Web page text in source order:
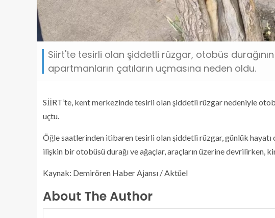
Siirt'te tesirli olan şiddetli rüzgar, otobüs
apartmanların çatıların uçmasına neden oldu.
SİİRT’te, kent merkezinde tesirli olan şiddetli rüzgar nedeniyle
uçtu.
Öğle saatlerinden itibaren tesirli olan şiddetli rüzgar, günlük
ilişkin bir otobüsü durağı ve ağaçlar, araçların üzerine devrilirken,
Kaynak: Demirören Haber Ajansı / Aktüel
About The Author